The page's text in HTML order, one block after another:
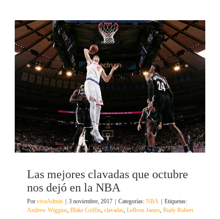
Las mejores clavadas que octubre
nos dejó en la NBA
Por vivaAdmin 3 noviembre, 2017 Categorías: NBA
Etiquetas:
Andrew Wiggins, Blake Griffin, clavadas, LeBron James, Rudy Robert